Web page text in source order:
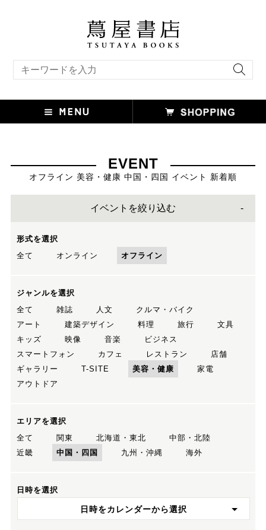
EVENT
オフライン 美容・健康 中国・四国 イベント 新着順
イベントを絞り込む
形式を選択
全て
オンライン オフライン
ジャンルを選択
全て
雑誌 人文
クルマ・バイク
アート
建築デザイン 料理 旅行
文具
キッズ
映像 音楽
ビジネス
スマートフォン
カフェ レストラン
店舗
ギャラリー
T-SITE 美容・健康
家電
アウトドア
エリアを選択
全て
関東 北海道・東北
中部・北陸
近畿
中国・四国 九州・沖縄 海外
日時を選択
日時をカレンダーから選択